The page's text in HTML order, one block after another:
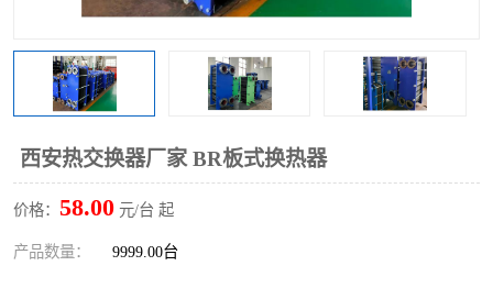
西安热交换器厂家 BR板式换热器
价格： 58.00 元/台 起
产品数量： 9999.00台